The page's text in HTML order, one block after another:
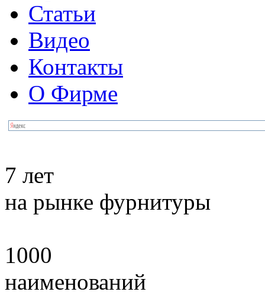
Статьи
Видео
Контакты
О Фирме
7 лет
на рынке фурнитуры
1000
наименований